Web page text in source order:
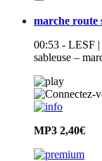
marche route
00:53 - LESF |
sableuse –
MP3 2,40€